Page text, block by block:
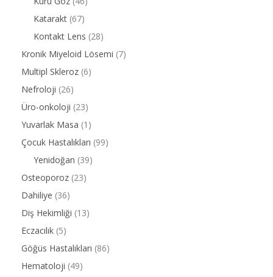
Katarakt (67)
Kontakt Lens (28)
Kronik Miyeloid Lösemi (7)
Multipl Skleroz (6)
Nefroloji (26)
Üro-onkoloji (23)
Yuvarlak Masa (1)
Çocuk Hastalıkları (99)
Yenidoğan (39)
Osteoporoz (23)
Dahiliye (36)
Diş Hekimliği (13)
Eczacılık (5)
Göğüs Hastalıkları (86)
Hematoloji (49)